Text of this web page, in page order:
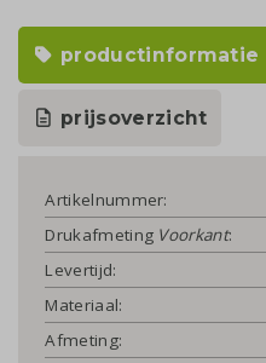
productinformatie
prijsoverzicht
Artikelnummer:
Drukafmeting Voorkant:
Levertijd:
Materiaal:
Afmeting: